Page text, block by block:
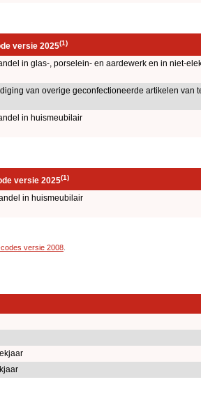
versie 2025(1)
in glas-, porselein- en aardewerk en in niet-
van overige geconfectioneerde artikelen van
in huismeubilair
versie 2025(1)
in huismeubilair
versie 2008